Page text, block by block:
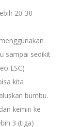
20-30
sampai sedikit
LSC)
kita
bumbu.
kemiri ke
3 (tiga)